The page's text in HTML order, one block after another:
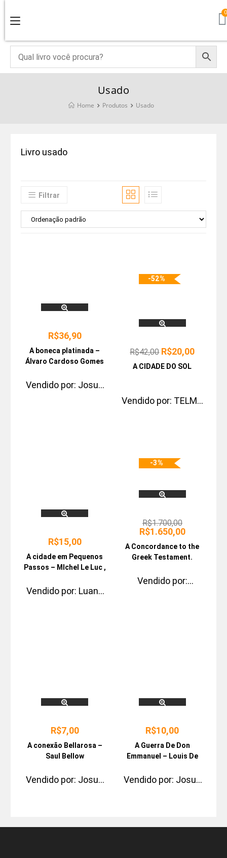
Usado
Home Produtos Usado
Livro usado
Filtrar
R$36,90
A boneca platinada –
Álvaro Cardoso Gomes
Vendido por: Josue
-52%
R$42,00 R$20,00
A CIDADE DO SOL
Vendido por: TELMA
R$15,00
A cidade em Pequenos
Passos – MIchel Le Luc ,
Vendido por: Luana
-3%
R$1.700,00
R$1.650,00
A Concordance to the
Greek Testament.
Vendido por:
R$7,00
A conexão Bellarosa –
Saul Bellow
Vendido por: Josue
R$10,00
A Guerra De Don
Emmanuel – Louis De
Vendido por: Josue